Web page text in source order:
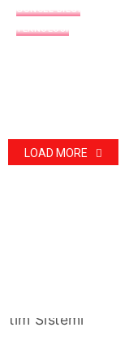
GÜNCEL BILGI
TEKNOLOJI
LOAD MORE